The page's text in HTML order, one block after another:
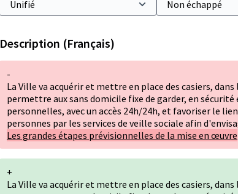
Description (Français)
-
La Ville va acquérir et mettre en place des casiers,
permettre aux sans domicile fixe de garder, en
personnelles, avec un accès 24h/24h, et favoriser le
personnes par les services de veille sociale afin
Les grandes étapes prévisionnelles de la mise en œuvre
+
La Ville va acquérir et mettre en place des casiers,